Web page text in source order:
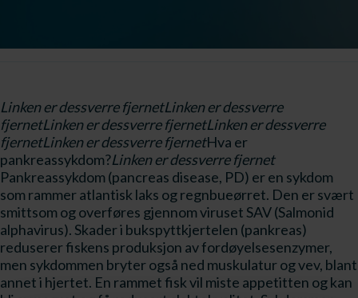
Linken er dessverre fjernetLinken er dessverre
fjernetLinken er dessverre fjernetLinken er dessverre
fjernetLinken er dessverre fjernetHva er
pankreassykdom?Linken er dessverre fjernet
Pankreassykdom (pancreas disease, PD) er en sykdom
som rammer atlantisk laks og regnbueørret. Den er svært
smittsom og overføres gjennom viruset SAV (Salmonid
alphavirus). Skader i bukspyttkjertelen (pankreas)
reduserer fiskens produksjon av fordøyelsesenzymer,
men sykdommen bryter også ned muskulatur og vev, blant
annet i hjertet. En rammet fisk vil miste appetitten og kan